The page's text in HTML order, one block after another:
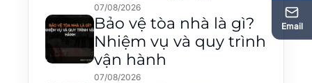
Email
07/08/2026
Bảo vệ tòa nhà là gì?
Nhiệm vụ và quy trình
vận hành
07/08/2026